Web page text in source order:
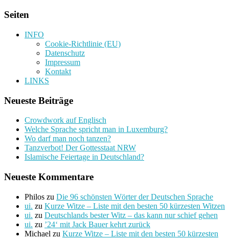
Seiten
INFO
Cookie-Richtlinie (EU)
Datenschutz
Impressum
Kontakt
LINKS
Neueste Beiträge
Crowdwork auf Englisch
Welche Sprache spricht man in Luxemburg?
Wo darf man noch tanzen?
Tanzverbot! Der Gottesstaat NRW
Islamische Feiertage in Deutschland?
Neueste Kommentare
Philos zu Die 96 schönsten Wörter der Deutschen Sprache
ui. zu Kurze Witze – Liste mit den besten 50 kürzesten Witzen
ui. zu Deutschlands bester Witz – das kann nur schief gehen
ui. zu ’24‘ mit Jack Bauer kehrt zurück
Michael zu Kurze Witze – Liste mit den besten 50 kürzesten